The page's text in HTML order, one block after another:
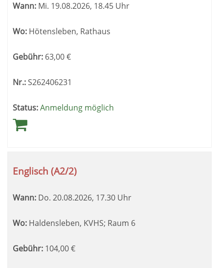
Wann: Mi. 19.08.2026, 18.45 Uhr
Wo: Hötensleben, Rathaus
Gebühr: 63,00€
Nr.:S262406231
Status:Anmeldung möglich
Englisch (A2/2)
Wann: Do. 20.08.2026, 17.30 Uhr
Wo: Haldensleben, KVHS; Raum 6
Gebühr: 104,00€